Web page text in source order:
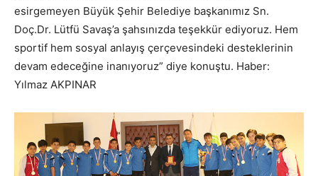
esirgemeyen Büyük Şehir Belediye başkanımız Sn.
Doç.Dr. Lütfü Savaş’a şahsınızda teşekkür ediyoruz. Hem
sportif hem sosyal anlayış çerçevesindeki desteklerinin
devam edeceğine inanıyoruz” diye konuştu. Haber:
Yılmaz AKPINAR